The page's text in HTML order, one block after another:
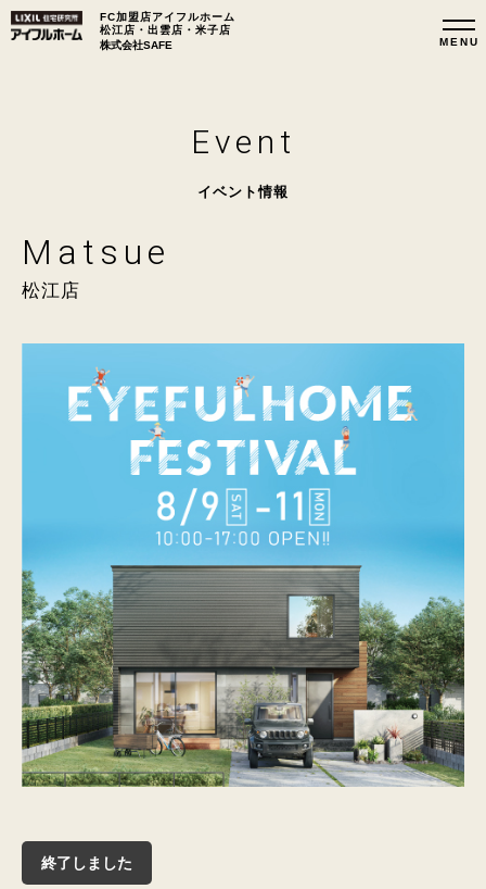
FC加盟店アイフルホーム
松江店・出雲店・米子店
株式会社SAFE
Event
イベント情報
Matsue
松江店
終了しました